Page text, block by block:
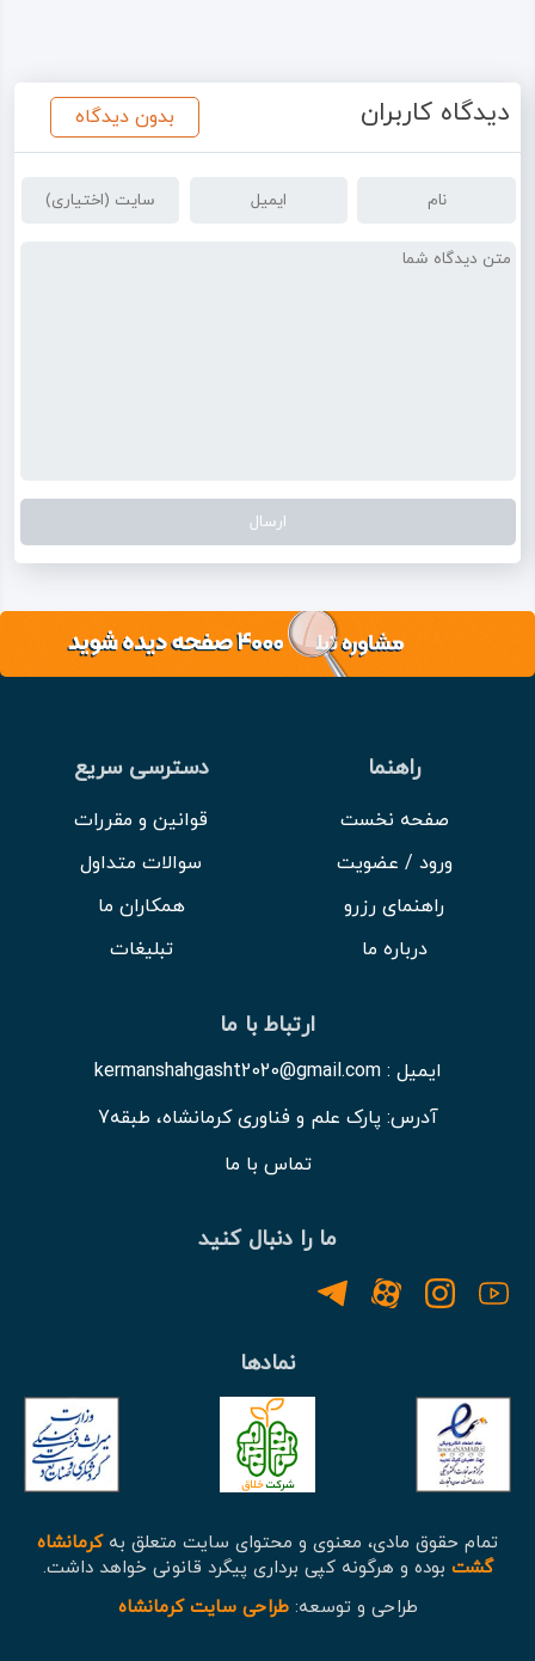
دیدگاه کاربران بدون دیدگاه
راهنما
صفحه نخست
ورود / عضویت
راهنمای رزرو
درباره ما
دسترسی سریع
قوانین و مقررات
سوالات متداول
همکاران ما
تبلیغات
ارتباط با ما
ایمیل : kermanshahgasht2020@gmail.com
آدرس: پارک علم و فناوری کرمانشاه، طبقه7
تماس با ما
ما را دنبال کنید
نمادها
تمام حقوق مادی، معنوی و محتوای سایت متعلق بهکرمانشاه
گشت بوده و هرگونه کپی برداری پیگرد قانونی خواهد داشت.
طراحی و توسعه:طراحی سایت کرمانشاه